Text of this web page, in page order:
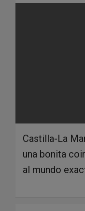
Castilla-La
una bonita
al mundo